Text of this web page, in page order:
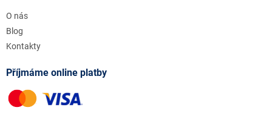
O nás
Blog
Kontakty
Příjmáme online platby